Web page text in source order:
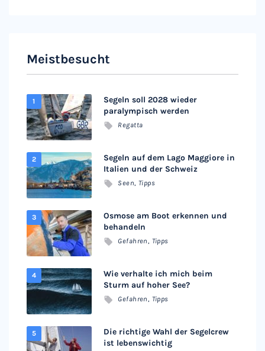
Meistbesucht
Segeln soll 2028 wieder
paralympisch werden
Regatta
Segeln auf dem Lago Maggiore in
Italien und der Schweiz
Seen, Tipps
Osmose am Boot erkennen und
behandeln
Gefahren, Tipps
Wie verhalte ich mich beim
Sturm auf hoher See?
Gefahren, Tipps
Die richtige Wahl der Segelcrew
ist lebenswichtig